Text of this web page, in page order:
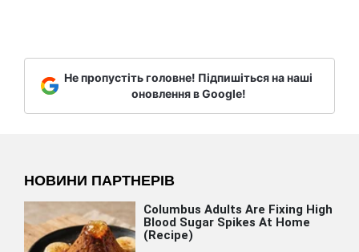
Не пропустіть головне! Підпишіться на наші
оновлення в Google!